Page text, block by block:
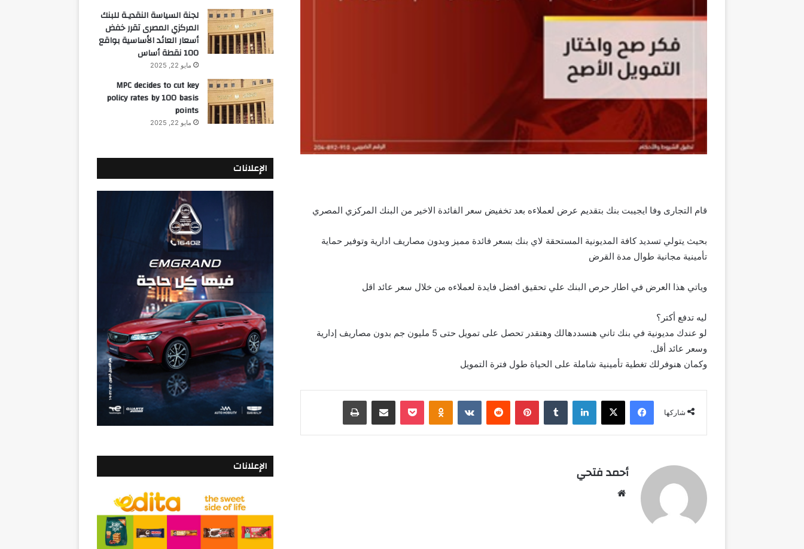
قام التجارى وفا ايجيبت بنك بتقديم عرض لعملاءه بعد تخفيض سعر الفائدة الاخير من البنك المركزي المصري
بحيث يتولي تسديد كافة المديونية المستحقة لاي بنك بسعر فائدة مميز وبدون مصاريف ادارية وتوفير حماية
تأمينية مجانية طوال مدة القرض
وياتي هذا العرض في اطار حرص البنك علي تحقيق افضل فايدة لعملاءه من خلال سعر عائد اقل
ليه تدفع أكتر؟
لو عندك مديونية في بنك تاني هنسددهالك وهتقدر تحصل على تمويل حتى 5 مليون جم بدون مصاريف إدارية
وسعر عائد أقل.
وكمان هنوفرلك تغطية تأمينية شاملة على الحياة طول فترة التمويل
شاركها
فيسبوك ‫X لينكدإن بينتيريست Odnoklassniki
‫Pocket مشاركة عبر البريد طباعة
أحمد فتحي
لجنة السياسة النقديـة للبنك
المركزي المصرى تقرر خفض
أسعار العائد الأساسية بواقع
100 نقطة أساس
مايو 22, 2025
MPC decides to cut key
policy rates by 100 basis
points
مايو 22, 2025
الإعلانات
الإعلانات